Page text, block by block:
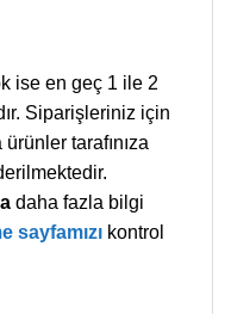
ise en geç 1 ile 2
Siparişleriniz için
tarafınıza
daha fazla bilgi
sayfamızı kontrol